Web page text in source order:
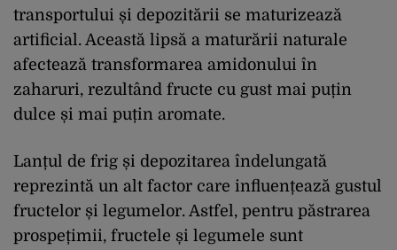
transportului și depozitării se maturizează
artificial. Această lipsă a maturării naturale
afectează transformarea amidonului în
zaharuri, rezultând fructe cu gust mai puțin
dulce și mai puțin aromate.
Lanțul de frig și depozitarea îndelungată
reprezintă un alt factor care influențează gustul
fructelor și legumelor. Astfel, pentru păstrarea
prospețimii, fructele și legumele sunt